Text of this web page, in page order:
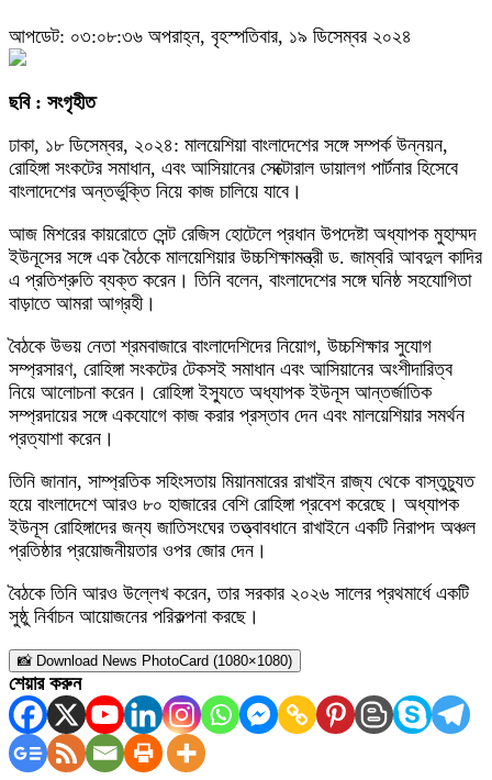
আপডেট: ০৩:০৮:৩৬ অপরাহ্ন, বৃহস্পতিবার, ১৯ ডিসেম্বর ২০২৪
ছবি : সংগৃহীত
ঢাকা, ১৮ ডিসেম্বর, ২০২৪: মালয়েশিয়া বাংলাদেশের সঙ্গে সম্পর্ক উন্নয়ন,
রোহিঙ্গা সংকটের সমাধান, এবং আসিয়ানের সেক্টোরাল ডায়ালগ পার্টনার হিসেবে
বাংলাদেশের অন্তর্ভুক্তি নিয়ে কাজ চালিয়ে যাবে।
আজ মিশরের কায়রোতে সেন্ট রেজিস হোটেলে প্রধান উপদেষ্টা অধ্যাপক মুহাম্মদ
ইউনূসের সঙ্গে এক বৈঠকে মালয়েশিয়ার উচ্চশিক্ষামন্ত্রী ড. জাম্বরি আবদুল কাদির
এ প্রতিশ্রুতি ব্যক্ত করেন। তিনি বলেন, বাংলাদেশের সঙ্গে ঘনিষ্ঠ সহযোগিতা
বাড়াতে আমরা আগ্রহী।
বৈঠকে উভয় নেতা শ্রমবাজারে বাংলাদেশিদের নিয়োগ, উচ্চশিক্ষার সুযোগ
সম্প্রসারণ, রোহিঙ্গা সংকটের টেকসই সমাধান এবং আসিয়ানের অংশীদারিত্ব
নিয়ে আলোচনা করেন। রোহিঙ্গা ইস্যুতে অধ্যাপক ইউনূস আন্তর্জাতিক
সম্প্রদায়ের সঙ্গে একযোগে কাজ করার প্রস্তাব দেন এবং মালয়েশিয়ার সমর্থন
প্রত্যাশা করেন।
তিনি জানান, সাম্প্রতিক সহিংসতায় মিয়ানমারের রাখাইন রাজ্য থেকে বাস্তুচ্যুত
হয়ে বাংলাদেশে আরও ৮০ হাজারের বেশি রোহিঙ্গা প্রবেশ করেছে। অধ্যাপক
ইউনূস রোহিঙ্গাদের জন্য জাতিসংঘের তত্ত্বাবধানে রাখাইনে একটি নিরাপদ অঞ্চল
প্রতিষ্ঠার প্রয়োজনীয়তার ওপর জোর দেন।
বৈঠকে তিনি আরও উল্লেখ করেন, তার সরকার ২০২৬ সালের প্রথমার্ধে একটি
সুষ্ঠু নির্বাচন আয়োজনের পরিকল্পনা করছে।
📸 Download News PhotoCard (1080×1080)
শেয়ার করুন